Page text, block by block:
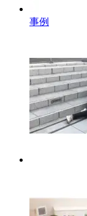
事例